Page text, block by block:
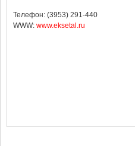
Телефон: (3953) 291-440
WWW: www.eksetal.ru